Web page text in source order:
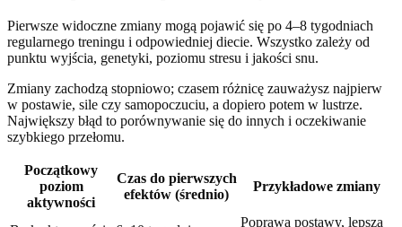
Pierwsze widoczne zmiany mogą pojawić się po 4–8 tygodniach
regularnego treningu i odpowiedniej diecie. Wszystko zależy od
punktu wyjścia, genetyki, poziomu stresu i jakości snu.
Zmiany zachodzą stopniowo; czasem różnicę zauważysz najpierw
w postawie, sile czy samopoczuciu, a dopiero potem w lustrze.
Największy błąd to porównywanie się do innych i oczekiwanie
szybkiego przełomu.
Początkowy
poziom
aktywności
Czas do pierwszych
efektów (średnio)
Przykładowe zmiany
Poprawa postawy, lepsza